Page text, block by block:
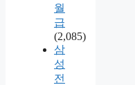
월
급
(2,085)
삼
성
전